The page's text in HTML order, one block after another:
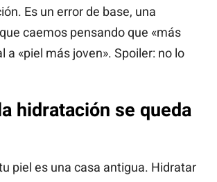
Es un error de base, una
caemos pensando que «más
a «piel más joven». Spoiler: no lo
hidratación se queda
piel es una casa antigua. Hidratar